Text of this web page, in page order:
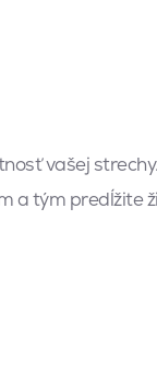
vašej
a tým predĺžite